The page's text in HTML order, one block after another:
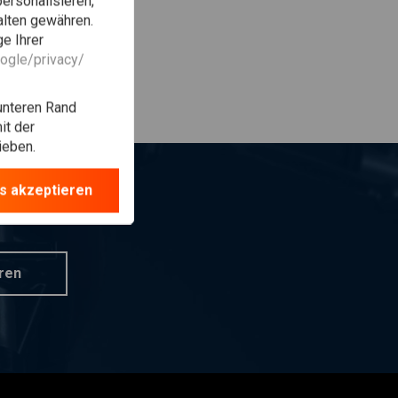
gewähren.
Ihrer
privacy/
Rand
der
akzeptieren